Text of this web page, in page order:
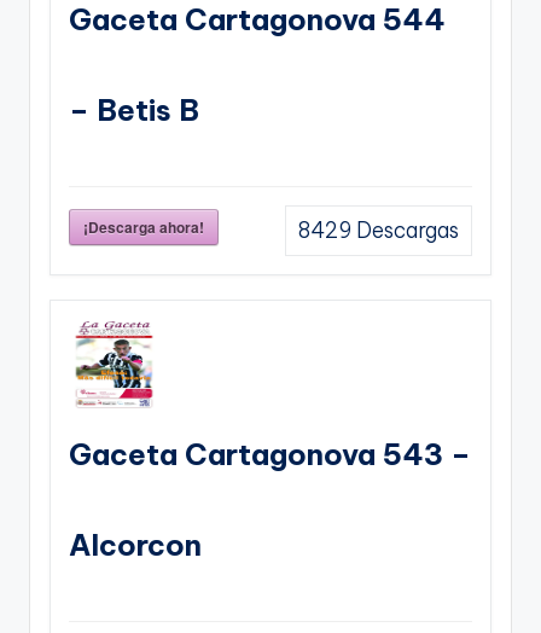
Gaceta Cartagonova 544
– Betis B
¡Descarga ahora! 8429 Descargas
Gaceta Cartagonova 543 –
Alcorcon